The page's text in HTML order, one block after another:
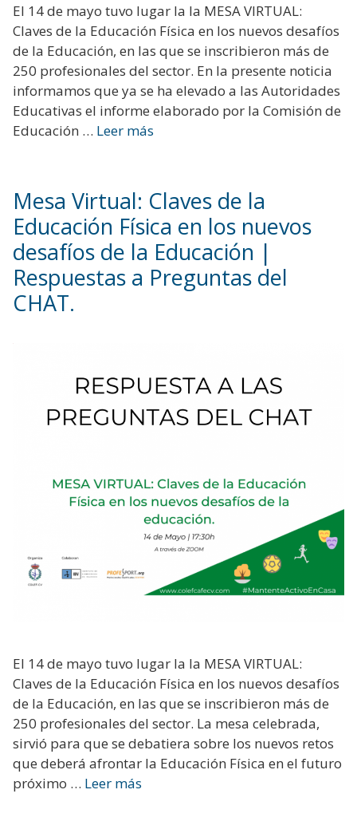
El 14 de mayo tuvo lugar la la MESA VIRTUAL:
Claves de la Educación Física en los nuevos desafíos
de la Educación, en las que se inscribieron más de
250 profesionales del sector. En la presente noticia
informamos que ya se ha elevado a las Autoridades
Educativas el informe elaborado por la Comisión de
Educación … Leer más
Mesa Virtual: Claves de la
Educación Física en los nuevos
desafíos de la Educación |
Respuestas a Preguntas del
CHAT.
El 14 de mayo tuvo lugar la la MESA VIRTUAL:
Claves de la Educación Física en los nuevos desafíos
de la Educación, en las que se inscribieron más de
250 profesionales del sector. La mesa celebrada,
sirvió para que se debatiera sobre los nuevos retos
que deberá afrontar la Educación Física en el futuro
próximo … Leer más